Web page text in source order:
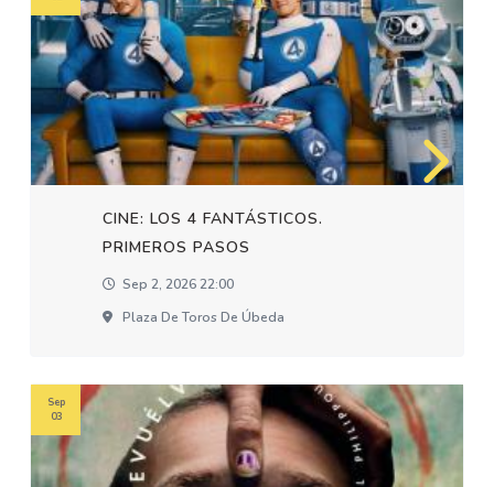
CINE: LOS 4 FANTÁSTICOS.
PRIMEROS PASOS
Sep 2, 2026 22:00
Plaza De Toros De Úbeda
Sep
03